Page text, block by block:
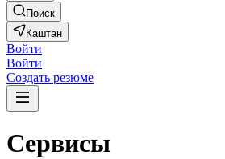
Поиск
Каштан
Войти
Войти
Создать резюме
Сервисы